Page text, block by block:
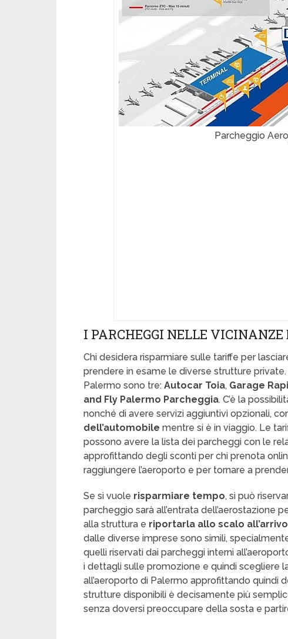
Parcheggio
I PARCHEGGI NELLE VICINANZE
Chi desidera risparmiare sulle tariffe per
prendere in esame le diverse strutture
Palermo sono tre: Autocar Toia, Garage
and Fly Palermo Parcheggia. C’è la
nonché di avere servizi aggiuntivi opzionali,
dell’automobile mentre si è in viaggio. Le
possono avere la lista dei parcheggi con le
approfittando degli sconti per chi prenota
raggiungere l’aeroporto e per tornare a
Se si vuole risparmiare tempo, si può
parcheggio sarà all’entrata dell’aerostazione
alla struttura e riportarla allo scalo
dalle diverse imprese sono simili,
quelli riservati dai parcheggi interni
i dettagli sulle promozione e quindi scegliere
all’aeroporto di Palermo approfittando quindi
strutture disponibili è decisamente più
senza doversi preoccupare della sosta e